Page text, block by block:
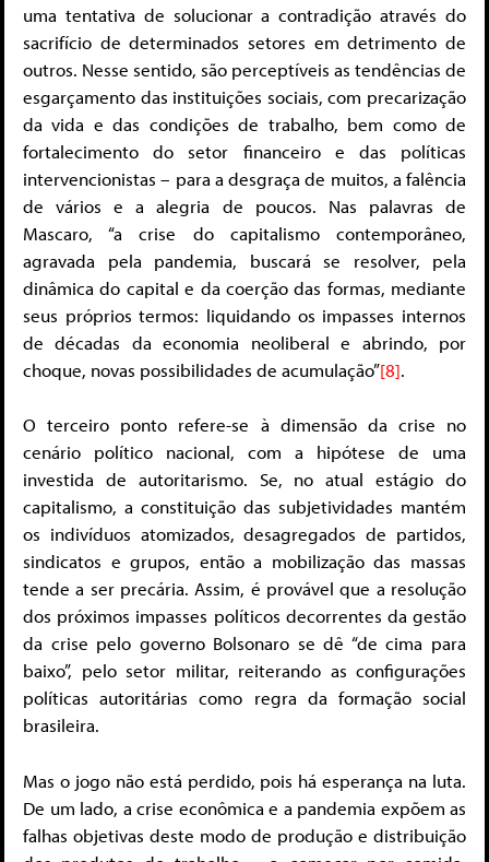
uma tentativa de solucionar a contradição através do
sacrifício de determinados setores em detrimento de
outros. Nesse sentido, são perceptíveis as tendências de
esgarçamento das instituições sociais, com precarização
da vida e das condições de trabalho, bem como de
fortalecimento do setor financeiro e das políticas
intervencionistas – para a desgraça de muitos, a falência
de vários e a alegria de poucos. Nas palavras de
Mascaro, “a crise do capitalismo contemporâneo,
agravada pela pandemia, buscará se resolver, pela
dinâmica do capital e da coerção das formas, mediante
seus próprios termos: liquidando os impasses internos
de décadas da economia neoliberal e abrindo, por
choque, novas possibilidades de acumulação”[8].
O terceiro ponto refere-se à dimensão da crise no
cenário político nacional, com a hipótese de uma
investida de autoritarismo. Se, no atual estágio do
capitalismo, a constituição das subjetividades mantém
os indivíduos atomizados, desagregados de partidos,
sindicatos e grupos, então a mobilização das massas
tende a ser precária. Assim, é provável que a resolução
dos próximos impasses políticos decorrentes da gestão
da crise pelo governo Bolsonaro se dê “de cima para
baixo”, pelo setor militar, reiterando as configurações
políticas autoritárias como regra da formação social
brasileira.
Mas o jogo não está perdido, pois há esperança na luta.
De um lado, a crise econômica e a pandemia expõem as
falhas objetivas deste modo de produção e distribuição